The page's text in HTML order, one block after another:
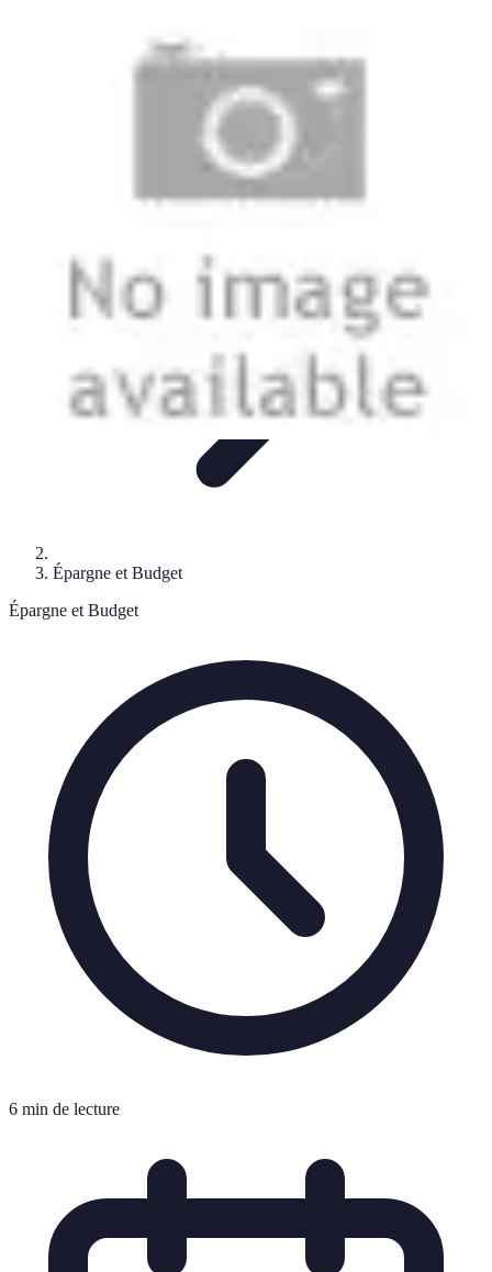
Astuces QuotidiennesBudget et Épargne
Économies Domestiques
Épargne et Budget
Épargne et Budget
6 min de lecture